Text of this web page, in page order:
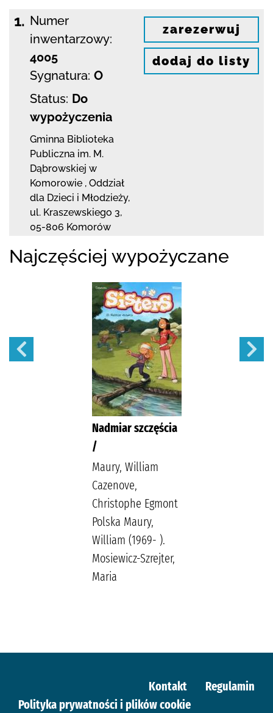
1. Numer
inwentarzowy:
4005
Sygnatura: O
Status: Do
wypożyczenia
Gminna Biblioteka
Publiczna im. M.
Dąbrowskiej w
Komorowie , Oddział
dla Dzieci i Młodzieży,
ul. Kraszewskiego 3,
05-806 Komorów
zarezerwuj
dodaj do listy
Najczęściej wypożyczane
Nadmiar szczęścia
/
Maury, William
Cazenove,
Christophe Egmont
Polska Maury,
William (1969- ).
Mosiewicz-Szrejter,
Maria
Kontakt
Regulamin
Polityka prywatności i plików cookie